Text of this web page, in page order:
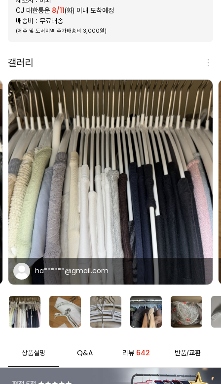
CJ 대한통운 8/11(화) 이내 도착예정
배송비 : 무료배송
(제주 및 도서지역 추가배송비 3,000원)
갤러리
ha******@gmail.com
상품설명 Q&A 리뷰 642 반품/교환